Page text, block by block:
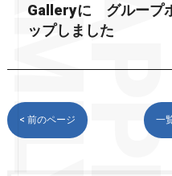
Galleryに グループ
ップしました
< 前のページ 一